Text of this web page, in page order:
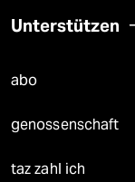
Unterstützen
abo
genossenschaft
taz zahl ich